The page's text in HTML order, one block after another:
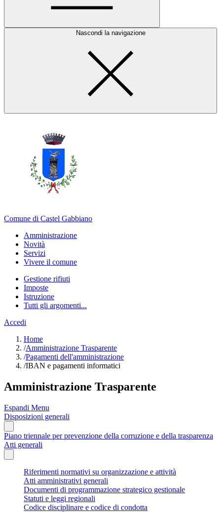
Nascondi la navigazione
Comune di Castel Gabbiano
Amministrazione
Novità
Servizi
Vivere il comune
Gestione rifiuti
Imposte
Istruzione
Tutti gli argomenti...
Accedi
Home
/Amministrazione Trasparente
/Pagamenti dell'amministrazione
/IBAN e pagamenti informatici
Amministrazione Trasparente
Espandi Menu
Disposizioni generali
Piano triennale per prevenzione della corruzione e della trasparenza
Atti generali
Riferimenti normativi su organizzazione e attività
Atti amministrativi generali
Documenti di programmazione strategico gestionale
Statuti e leggi regionali
Codice disciplinare e codice di condotta